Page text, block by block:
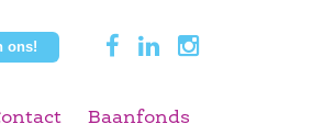
ons!
Baanfonds